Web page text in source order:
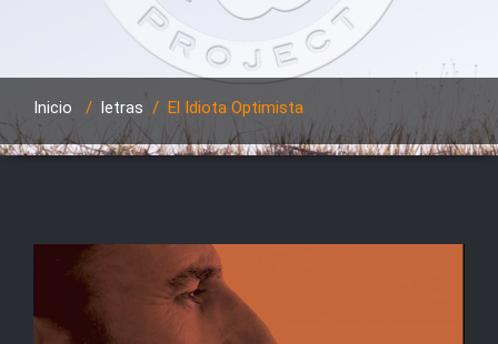
Inicio / letras / El Idiota Optimista